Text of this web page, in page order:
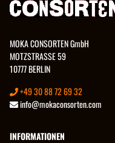
MOKA CONSORTEN GmbH
MOTZSTRASSE 59
10777 BERLIN
+49 30 88 72 69 32
info@mokaconsorten.com
INFORMATIONEN